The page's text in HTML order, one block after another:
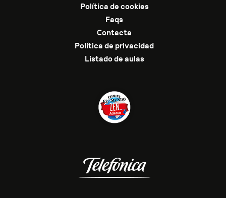
Política de cookies
Faqs
Contacta
Política de privacidad
Listado de aulas